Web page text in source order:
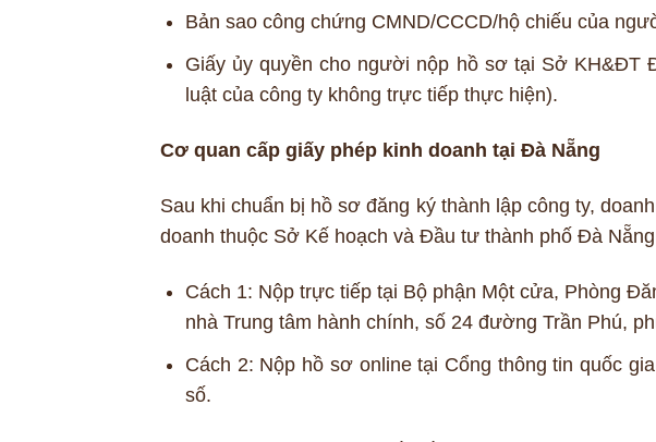
Bản sao công chứng CMND/CCCD/hộ chiếu của
Giấy ủy quyền cho người nộp hồ sơ tại Sở KH&ĐT
luật của công ty không trực tiếp thực hiện).
Cơ quan cấp giấy phép kinh doanh tại Đà Nẵng
Sau khi chuẩn bị hồ sơ đăng ký thành lập công ty,
doanh thuộc Sở Kế hoạch và Đầu tư thành phố Đà
Cách 1: Nộp trực tiếp tại Bộ phận Một cửa, Phòng
nhà Trung tâm hành chính, số 24 đường Trần Phú,
Cách 2: Nộp hồ sơ online tại Cổng thông tin quốc
số.